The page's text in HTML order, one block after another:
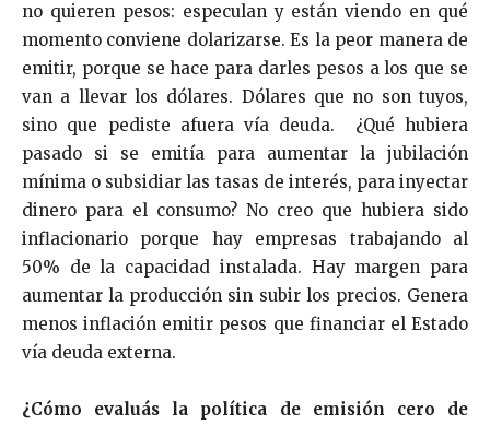
no quieren pesos: especulan y están viendo en qué
momento conviene dolarizarse. Es la peor manera de
emitir, porque se hace para darles pesos a los que se
van a llevar los dólares. Dólares que no son tuyos,
sino que pediste afuera vía deuda. ¿Qué hubiera
pasado si se emitía para aumentar la jubilación
mínima o subsidiar las tasas de interés, para inyectar
dinero para el consumo? No creo que hubiera sido
inflacionario porque hay empresas trabajando al
50% de la capacidad instalada. Hay margen para
aumentar la producción sin subir los precios. Genera
menos inflación emitir pesos que financiar el Estado
vía deuda externa.
¿Cómo evaluás la política de emisión cero de